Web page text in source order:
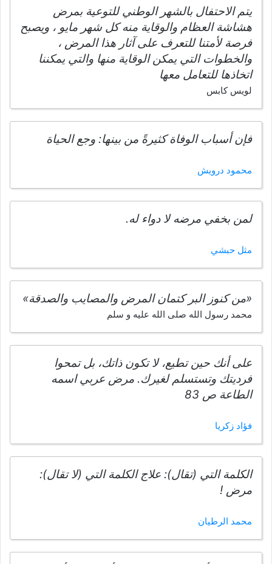
يتم الاحتفال بالشهر الوطني للتوعية بمرض
هشاشة العظام والوقاية منه كل شهر مايو ، ويصبح
فرصة لأمتنا للتعرف على آثار هذا المرض ،
والخطوات التي يمكن الوقاية منها والتي يمكننا
اتخاذها للتعامل معها
لويس كابس
فإن أسباب الوفاة كثيرةً من بينها: وجع الحياة
محمود درويش
لمن بخفي مرضه لا دواء له.
مثل حبشي
«من كنوز البر كتمان المرض والمصايب والصدقة»
محمد رسول الله صلى الله عليه و سلم
على أنك حين تطيع، لا تكون ذاتك، بل تمحوا
فرديتك وتستسلم لغيرك. مرض عربي اسمه
الطاعة ص 83
فؤاد زكريا
الكلمة التي (تقال): علاج الكلمة التي (لا تقال):
مرض !
محمد الرطيان